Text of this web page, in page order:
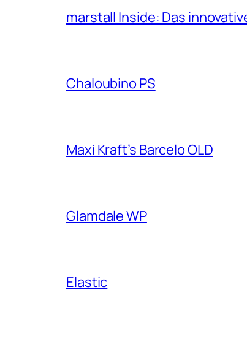
marstall Inside: Das
Chaloubino PS
Maxi Kraft’s Barcelo OLD
Glamdale WP
Elastic